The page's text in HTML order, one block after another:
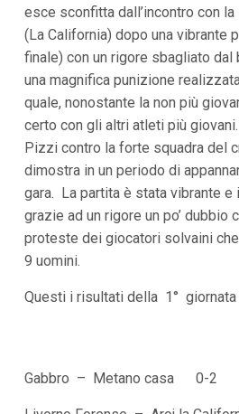
n
c
i
p
a
i
V
a
a
l
M
e
n
ù
P
i
a
esce sconfitta dall’incontro con
(La California) dopo una vibrante
finale) con un rigore sbagliato dal
una magnifica punizione
quale, nonostante la non più
certo con gli altri atleti più
Pizzi contro la forte squadra del
dimostra in un periodo di
gara. La partita è stata vibrante
grazie ad un rigore un po’ dubbio
proteste dei giocatori solvaini
9 uomini.
Questi i risultati della 1°
Gabbro – Metano casa 0-2